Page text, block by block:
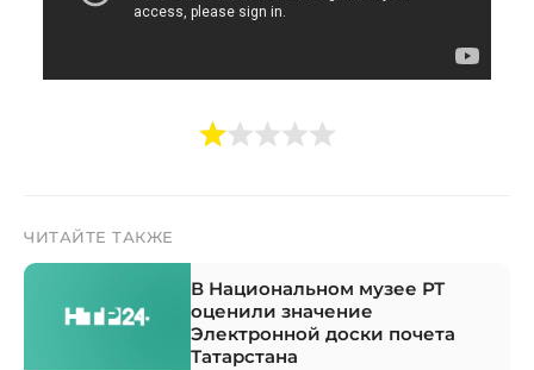
ЧИТАЙТЕ ТАКЖЕ
В Национальном музее РТ
оценили значение
Электронной доски почета
Татарстана